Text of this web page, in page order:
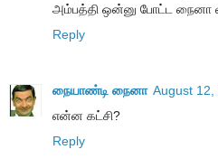
அம்பத்தி ஒன்னு போட்ட நைனா
Reply
நையாண்டி நைனா August 12,
என்ன கட்சி?
Reply